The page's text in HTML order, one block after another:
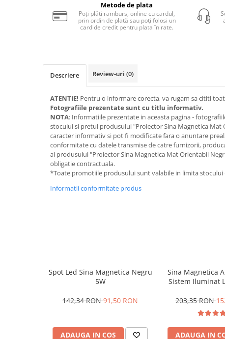
In functie de destinatie
Iluminat baie
Iluminat camera copilului
Iluminat scari
Iluminat terasa si curte
Iluminat birou
Iluminat spatiu comercial
Iluminat hala industriala
Metode de plata
Poți plăti ramburs, online cu cardul,
prin ordin de plată sau poți folosi un
card de credit pentru plata în rate.
Descriere Review-uri (0)
ATENTIE! Pentru o informare corecta, va rugam sa cititi
Fotografiile prezentate sunt cu titlu informativ.
NOTA: Informatiile prezentate in aceasta pagina -
stocului si pretul produsului "Proiector Sina Magnetica Mat
caracter informativ si pot fi modificate fara o anuntare
conformitate cu datele transmise de catre furnizorii,
ai produsului "Proiector Sina Magnetica Mat Orientabil
obligatie contractuala.
*Toate promotiile produsului sunt valabile in limita stocului
Informatii conformitate produs
Spot Led Sina Magnetica Negru
5W
142,34 RON91,50 RON
ADAUGA IN COS
Sina Magnetica
Sistem Iluminat
203,35 RON
ADAUGA IN